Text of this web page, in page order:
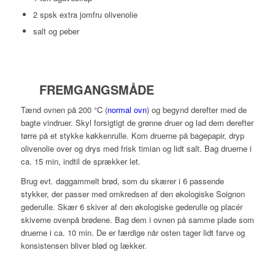
2 spsk extra jomfru olivenolie
salt og peber
FREMGANGSMÅDE
Tænd ovnen på 200 °C (normal ovn) og begynd derefter med de
bagte vindruer. Skyl forsigtigt de grønne druer og lad dem derefter
tørre på et stykke køkkenrulle. Kom druerne på bagepapir, dryp
olivenolie over og drys med frisk timian og lidt salt. Bag druerne i
ca. 15 min, indtil de sprækker let.
Brug evt. daggammelt brød, som du skærer i 6 passende
stykker, der passer med omkredsen af den økologiske Soignon
gederulle. Skær 6 skiver af den økologiske gederulle og placér
skiverne ovenpå brødene. Bag dem i ovnen på samme plade som
druerne i ca. 10 min. De er færdige når osten tager lidt farve og
konsistensen bliver blød og lækker.